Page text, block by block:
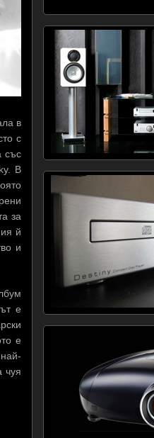
в
с
със
В
за
й
и
е
е
чуя